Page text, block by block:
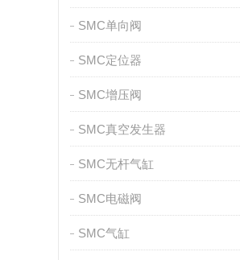
SMC单向阀
SMC定位器
SMC增压阀
SMC真空发生器
SMC无杆气缸
SMC电磁阀
SMC气缸